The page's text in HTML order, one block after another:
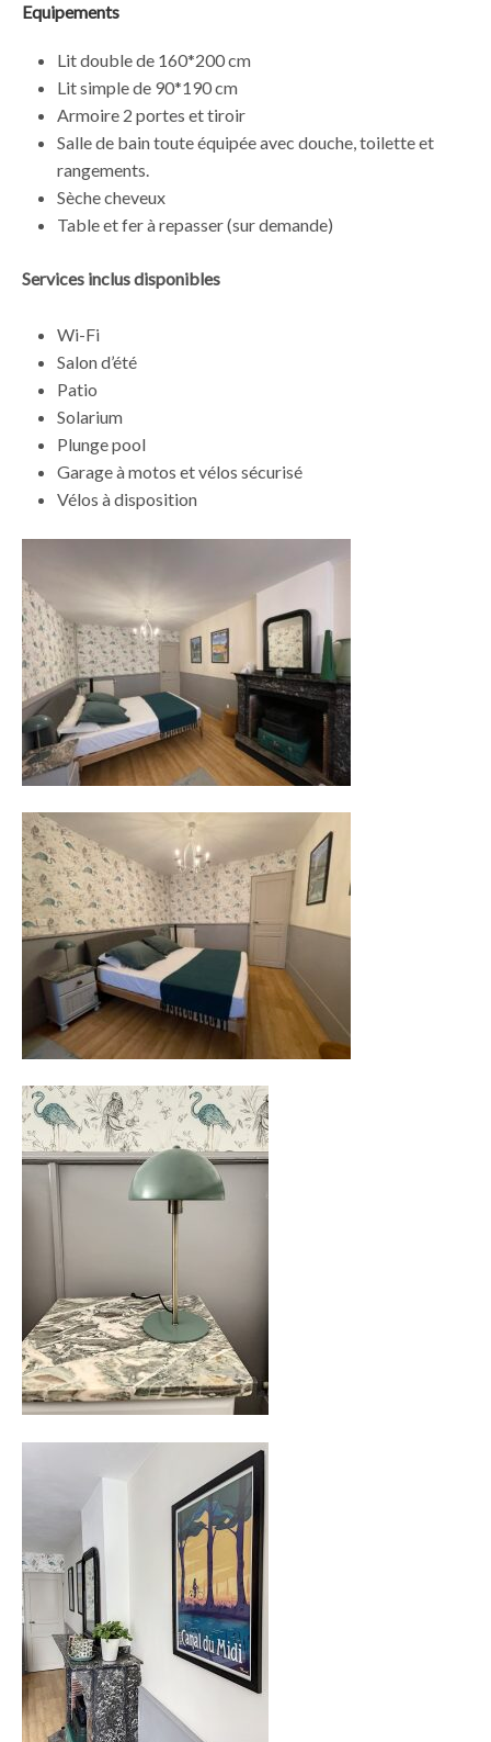
Equipements
Lit double de 160*200 cm
Lit simple de 90*190 cm
Armoire 2 portes et tiroir
Salle de bain toute équipée avec douche, toilette et
rangements.
Sèche cheveux
Table et fer à repasser (sur demande)
Services inclus disponibles
Wi-Fi
Salon d’été
Patio
Solarium
Plunge pool
Garage à motos et vélos sécurisé
Vélos à disposition